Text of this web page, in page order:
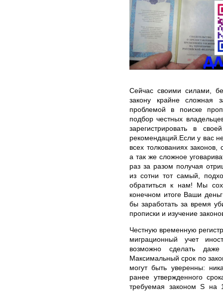
Сейчас своими силами,
закону крайне сложная
проблемой в поиске
подбор честных
зарегистрировать в
рекомендаций.Если у вас
всех толкованиях законов,
а так же сложное
раз за разом получая
из сотни тот самый,
обратиться к нам! Мы
конечном итоге Ваши
бы заработать за время
прописки и изучение
Честную временную
миграционный учет
возможно сделать
Максимальный срок по
могут быть уверенны:
ранее утвержденного
требуемая законом S